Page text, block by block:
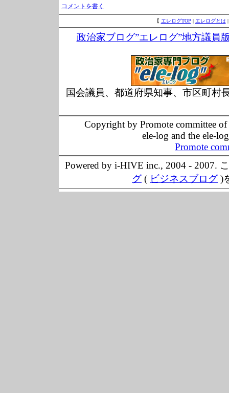
コメントを書く
【 エレログTOP | エレログとは
政治家ブログ”エレログ”地方議員
国会議員、都道府県知事、市区町村
Copyright by Promote committee
ele-log and the ele-
Promote
Powered by i-HIVE inc., 2004 - 2007.
グ( ビジネスブログ)